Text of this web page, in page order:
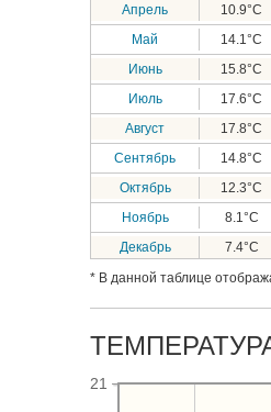
Апрель
10.9°C
Май
14.1°C
Июнь
15.8°C
Июль
17.6°C
Август
17.8°C
Сентябрь
14.8°C
Октябрь
12.3°C
Ноябрь
8.1°C
Декабрь
7.4°C
* В данной таблице
21